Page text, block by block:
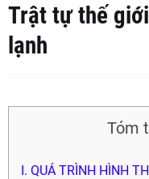
Trật tự thế
lạnh
Tóm
I. QUÁ TRÌNH HÌNH